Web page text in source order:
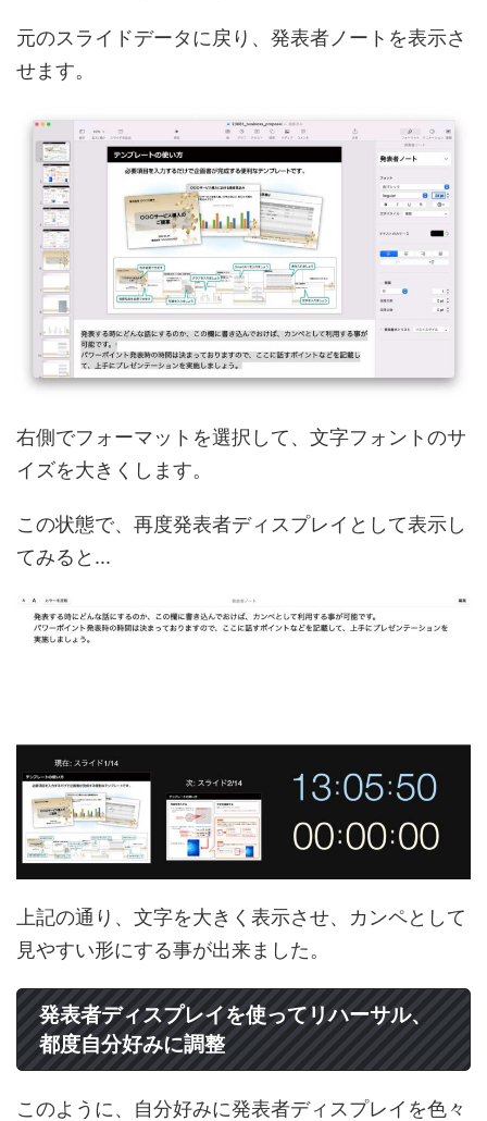
元のスライドデータに戻り、発表者ノートを表示さ
せます。
右側でフォーマットを選択して、文字フォントのサ
イズを大きくします。
この状態で、再度発表者ディスプレイとして表示し
てみると...
上記の通り、文字を大きく表示させ、カンペとして
見やすい形にする事が出来ました。
発表者ディスプレイを使ってリハーサル、
都度自分好みに調整
このように、自分好みに発表者ディスプレイを色々